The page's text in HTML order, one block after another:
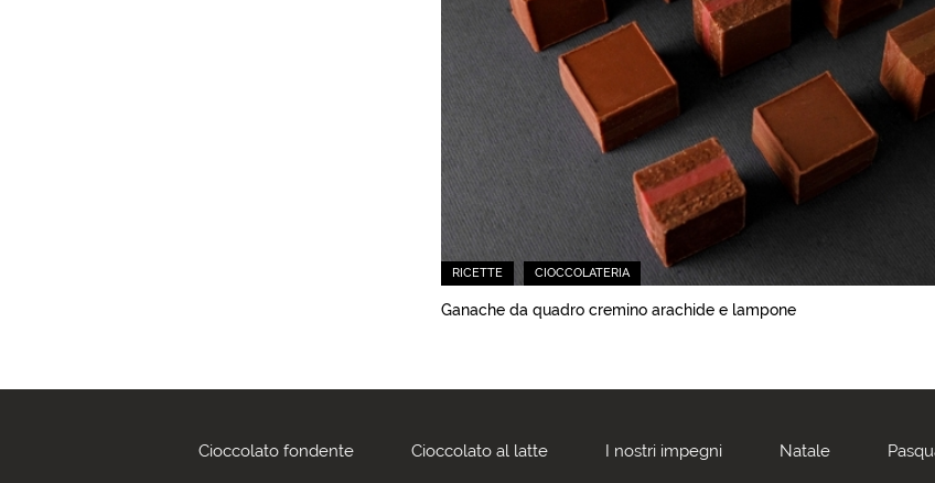
RICETTE CIOCCOLATERIA
Ganache da quadro cremino arachide e lampone
Cioccolato fondente Cioccolato al latte I nostri impegni Natale